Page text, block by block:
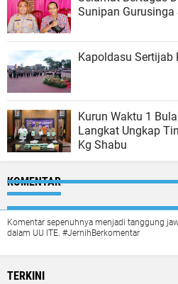
Sunipan Gurusinga
Kapoldasu Sertijab
Kurun Waktu 1
Langkat Ungkap
Kg Shabu
KOMENTAR
Komentar sepenuhnya menjadi tanggung
dalam UU ITE. #JernihBerkomentar
TERKINI